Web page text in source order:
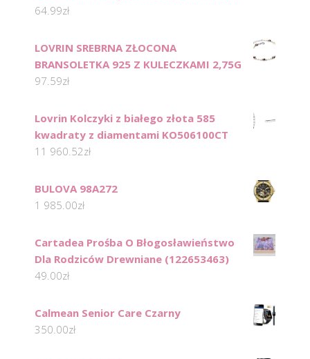
64.99zł
LOVRIN SREBRNA ZŁOCONA
BRANSOLETKA 925 Z KULECZKAMI 2,75G
97.59zł
Lovrin Kolczyki z białego złota 585
kwadraty z diamentami KO506100CT
11 960.52zł
BULOVA 98A272
1 985.00zł
Cartadea Prośba O Błogosławieństwo
Dla Rodziców Drewniane (122653463)
49.00zł
Calmean Senior Care Czarny
350.00zł